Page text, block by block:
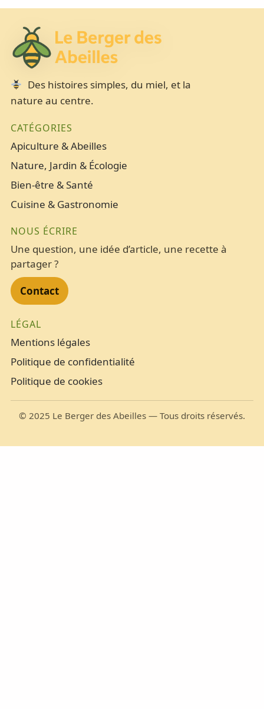
Des histoires simples, du miel, et la
nature au centre.
CATÉGORIES
Apiculture & Abeilles
Nature, Jardin & Écologie
Bien-être & Santé
Cuisine & Gastronomie
NOUS ÉCRIRE
Une question, une idée d’article, une recette à
partager ?
Contact
LÉGAL
Mentions légales
Politique de confidentialité
Politique de cookies
© 2025 Le Berger des Abeilles — Tous droits réservés.